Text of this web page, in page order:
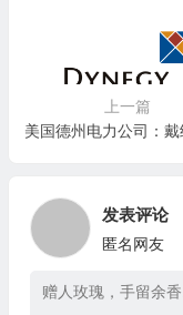
上一篇
发表评论
匿名网友